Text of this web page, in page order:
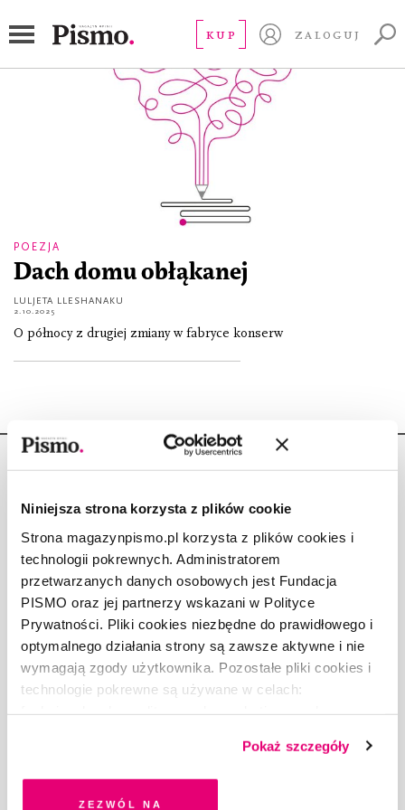
Niniejsza strona korzysta z plików cookie
Strona magazynpismo.pl korzysta z plików cookies i
technologii pokrewnych. Administratorem
przetwarzanych danych osobowych jest Fundacja
PISMO oraz jej partnerzy wskazani w Polityce
Prywatności. Pliki cookies niezbędne do prawidłowego i
optymalnego działania strony są zawsze aktywne i nie
wymagają zgody użytkownika. Pozostałe pliki cookies i
technologie pokrewne są używane w celach:
dobrowolną zgodę na pliki cookies i technologie
pokrewne, zgadzasz się na przechowywanie informacji
na Twoim urządzeniu końcowym lub dostęp do niego i
Pokaż szczegóły
Zezwól na
KUP ZALOGUJ
POEZJA
Dach domu obłąkanej
LULJETA LLESHANAKU
2.10.2025
O północy z drugiej zmiany w fabryce konserw
Copyright © Fundacja Pismo
O „PIŚMIE”
ABOUT PISMO
FACT-CHECKING W „PIŚMIE”
WSPIERAJĄ NAS